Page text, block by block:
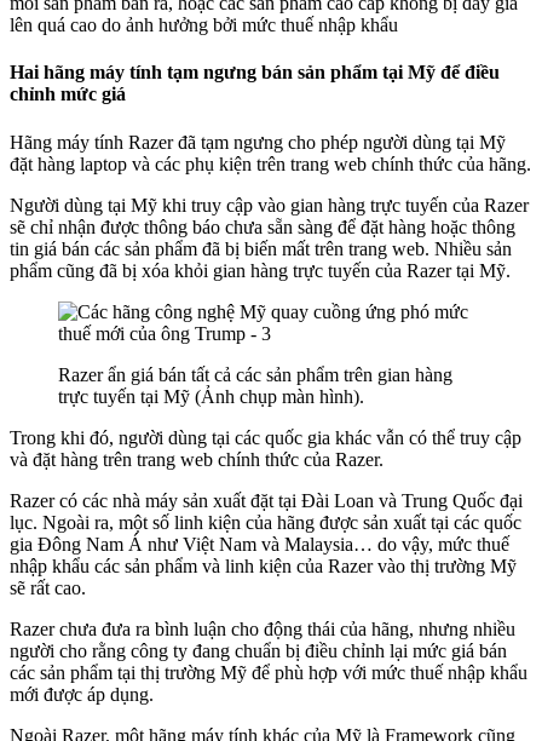
lên quá cao do ảnh hưởng bởi mức thuế nhập khẩu
Hai hãng máy tính tạm ngưng bán sản phẩm tại Mỹ để điều
chỉnh mức giá
Hãng máy tính Razer đã tạm ngưng cho phép người dùng tại Mỹ
đặt hàng laptop và các phụ kiện trên trang web chính thức của hãng.
Người dùng tại Mỹ khi truy cập vào gian hàng trực tuyến của Razer
sẽ chỉ nhận được thông báo chưa sẵn sàng để đặt hàng hoặc thông
tin giá bán các sản phẩm đã bị biến mất trên trang web. Nhiều sản
phẩm cũng đã bị xóa khỏi gian hàng trực tuyến của Razer tại Mỹ.
Razer ẩn giá bán tất cả các sản phẩm trên gian hàng
trực tuyến tại Mỹ (Ảnh chụp màn hình).
Trong khi đó, người dùng tại các quốc gia khác vẫn có thể truy cập
và đặt hàng trên trang web chính thức của Razer.
Razer có các nhà máy sản xuất đặt tại Đài Loan và Trung Quốc đại
lục. Ngoài ra, một số linh kiện của hãng được sản xuất tại các quốc
gia Đông Nam Á như Việt Nam và Malaysia… do vậy, mức thuế
nhập khẩu các sản phẩm và linh kiện của Razer vào thị trường Mỹ
sẽ rất cao.
Razer chưa đưa ra bình luận cho động thái của hãng, nhưng nhiều
người cho rằng công ty đang chuẩn bị điều chỉnh lại mức giá bán
các sản phẩm tại thị trường Mỹ để phù hợp với mức thuế nhập khẩu
mới được áp dụng.
Ngoài Razer, một hãng máy tính khác của Mỹ là Framework cũng